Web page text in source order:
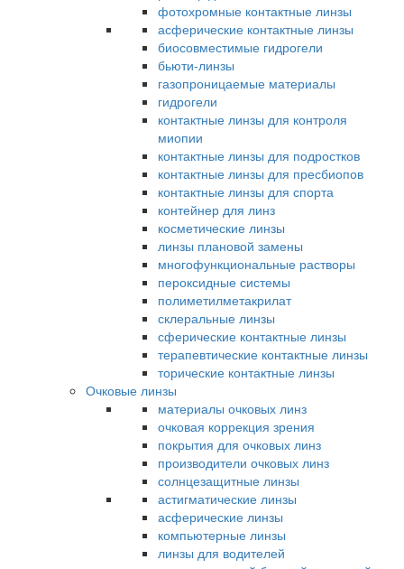
фотохромные контактные линзы
асферические контактные линзы
биосовместимые гидрогели
бьюти-линзы
газопроницаемые материалы
гидрогели
контактные линзы для контроля
миопии
контактные линзы для подростков
контактные линзы для пресбиопов
контактные линзы для спорта
контейнер для линз
косметические линзы
линзы плановой замены
многофункциональные растворы
пероксидные системы
полиметилметакрилат
склеральные линзы
сферические контактные линзы
терапевтические контактные линзы
торические контактные линзы
Очковые линзы
материалы очковых линз
очковая коррекция зрения
покрытия для очковых линз
производители очковых линз
солнцезащитные линзы
астигматические линзы
асферические линзы
компьютерные линзы
линзы для водителей